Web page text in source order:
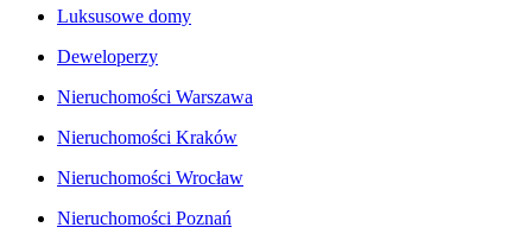
Luksusowe domy
Deweloperzy
Nieruchomości Warszawa
Nieruchomości Kraków
Nieruchomości Wrocław
Nieruchomości Poznań